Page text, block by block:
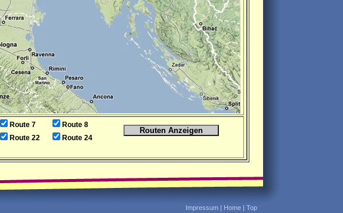
Route 7
Route 8
Route 22
Route 24
Impressum | Home | Top